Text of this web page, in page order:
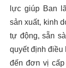
lực giúp Ban
sản xuất, kinh
tự động, sẵn
quyết định điều
đến đơn vị